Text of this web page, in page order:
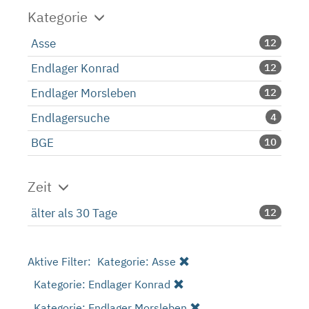
Kategorie
Asse 12
Endlager Konrad 12
Endlager Morsleben 12
Endlagersuche 4
BGE 10
Zeit
älter als 30 Tage 12
Aktive Filter: Kategorie: Asse
Kategorie: Endlager Konrad